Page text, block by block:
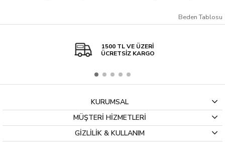
Beden Tablosu
1500 TL VE ÜZERİ
ÜCRETSİZ KARGO
KURUMSAL
MÜŞTERİ HİZMETLERİ
GİZLİLİK & KULLANIM